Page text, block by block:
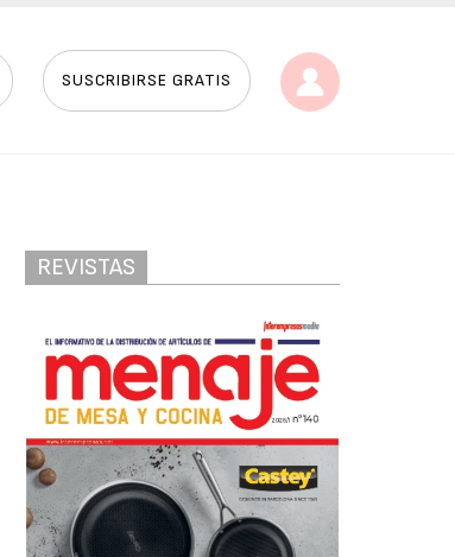
SUSCRIBIRSE GRATIS
REVISTAS